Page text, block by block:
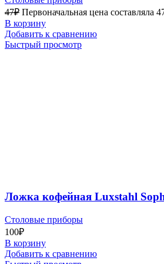
47₽ Первоначальная цена составляла
В корзину
Добавить к сравнению
Быстрый просмотр
Ложка кофейная Luxstahl
Столовые приборы
100₽
В корзину
Добавить к сравнению